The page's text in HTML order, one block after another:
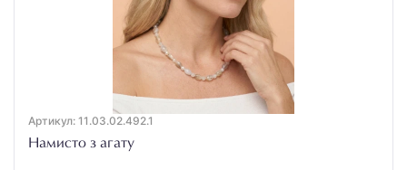
Артикул: 11.03.02.492.1
Намисто з агату